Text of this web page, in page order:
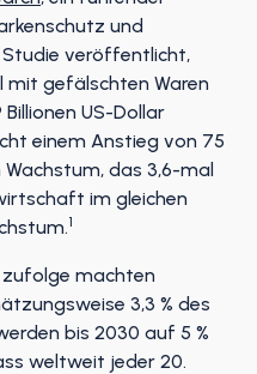
und
Studie veröffentlicht,
gefälschten Waren
US-Dollar
einem Anstieg von 75
das 3,6-mal
im gleichen
1
zufolge machten
3,3 % des
bis 2030 auf 5 %
weltweit jeder 20.